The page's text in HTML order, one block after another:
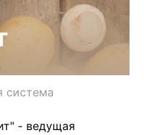
система
- ведущая